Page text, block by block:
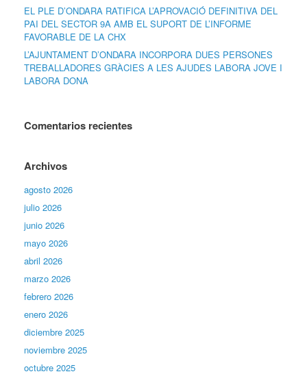
EL PLE D’ONDARA RATIFICA L’APROVACIÓ DEFINITIVA DEL
PAI DEL SECTOR 9A AMB EL SUPORT DE L’INFORME
FAVORABLE DE LA CHX
L’AJUNTAMENT D’ONDARA INCORPORA DUES PERSONES
TREBALLADORES GRÀCIES A LES AJUDES LABORA JOVE I
LABORA DONA
Comentarios recientes
Archivos
agosto 2026
julio 2026
junio 2026
mayo 2026
abril 2026
marzo 2026
febrero 2026
enero 2026
diciembre 2025
noviembre 2025
octubre 2025